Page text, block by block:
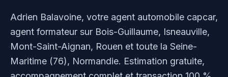
Adrien Balavoine, votre agent automobile capcar,
agent formateur sur Bois-Guillaume, Isneauville,
Mont-Saint-Aignan, Rouen et toute la Seine-
Maritime (76), Normandie. Estimation gratuite,